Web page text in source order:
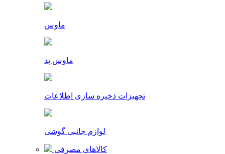
ماوس
ماوس پد
تجهیزات ذخیره سازی اطلاعات
لوازم جانبی گوشی
کالاهای مصرفی